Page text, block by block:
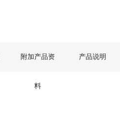
附加产品资
料
产品说明